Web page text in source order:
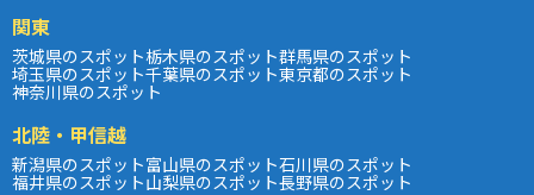
関東
茨城県のスポット栃木県のスポット群馬県のスポット
埼玉県のスポット千葉県のスポット東京都のスポット
神奈川県のスポット
北陸・甲信越
新潟県のスポット富山県のスポット石川県のスポット
福井県のスポット山梨県のスポット長野県のスポット